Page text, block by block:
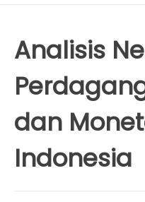
Analisis
dan
Indonesia